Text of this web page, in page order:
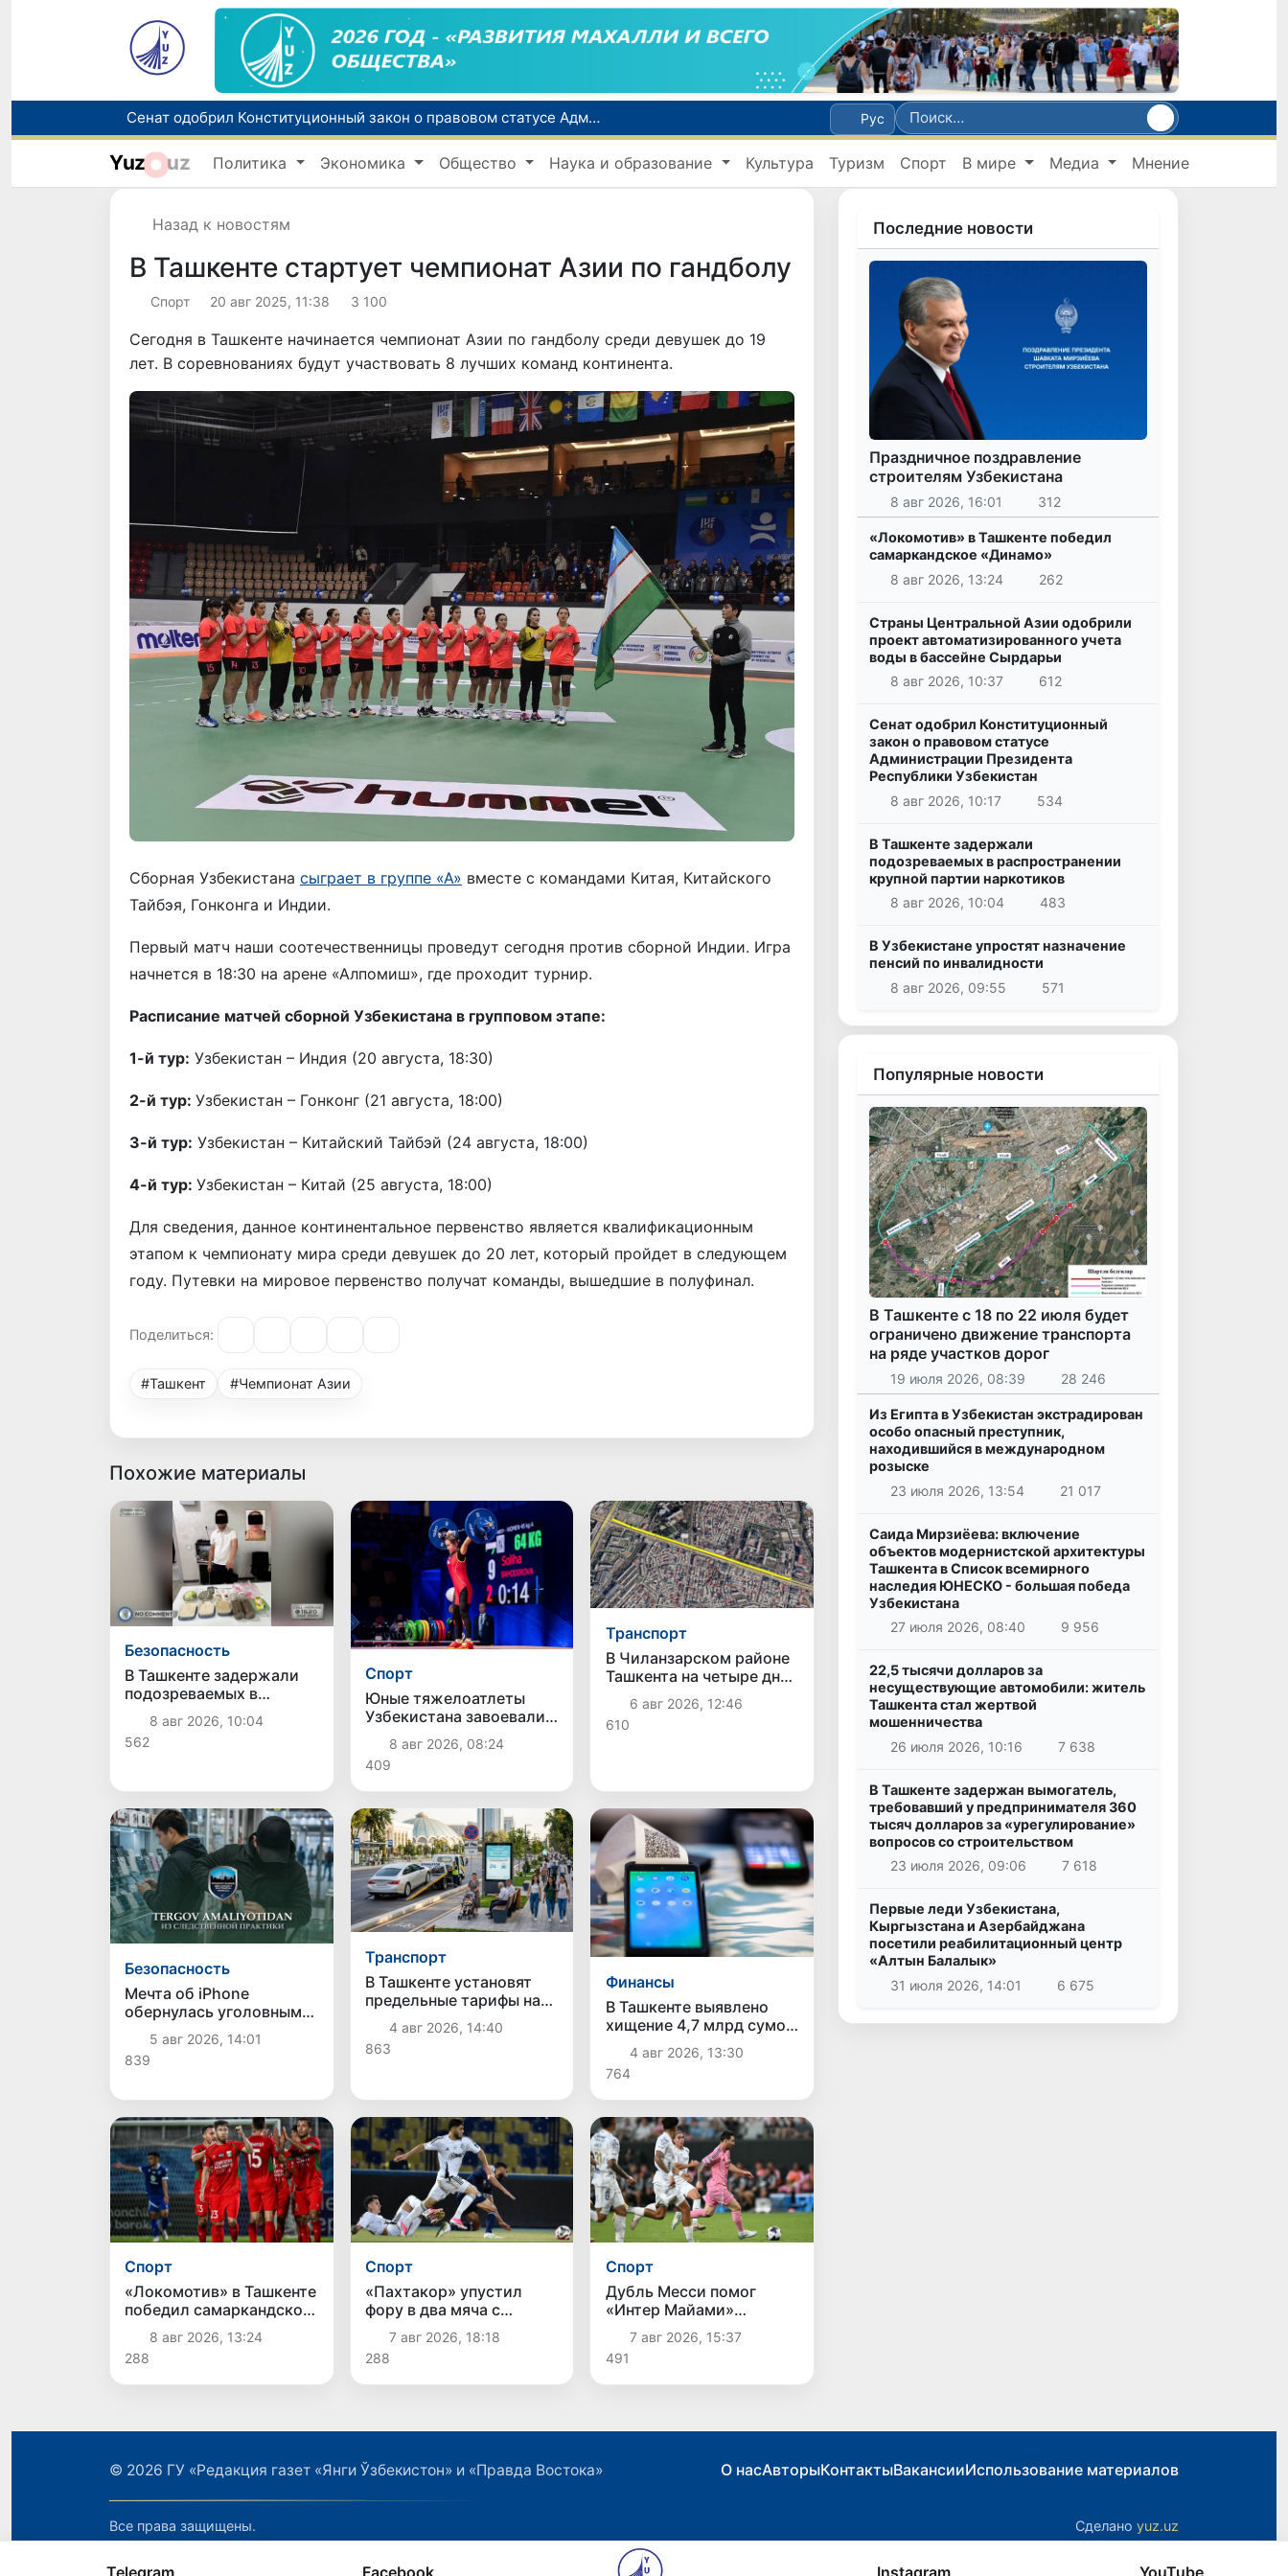
Сенат одобрил Конституционный закон о правовом статусе Администрации Президента Республики Узбекистан
В Ташкенте задержали подозреваемых в распространении крупной партии наркотиков
В Узбекистане упростят назначение пенсий по инвалидности
Рус
Yuz uz Политика Экономика Общество Наука и образование Культура Туризм Спорт В мире Медиа Мнение
Назад к новостям
В Ташкенте стартует чемпионат Азии по гандболу
Спорт 20 авг 2025, 11:38 3 100
Сегодня в Ташкенте начинается чемпионат Азии по гандболу среди девушек до 19
лет. В соревнованиях будут участвовать 8 лучших команд континента.
Сборная Узбекистана сыграет в группе «А» вместе с командами Китая, Китайского
Тайбэя, Гонконга и Индии.
Первый матч наши соотечественницы проведут сегодня против сборной Индии. Игра
начнется в 18:30 на арене «Алпомиш», где проходит турнир.
Расписание матчей сборной Узбекистана в групповом этапе:
1-й тур: Узбекистан – Индия (20 августа, 18:30)
2-й тур: Узбекистан – Гонконг (21 августа, 18:00)
3-й тур: Узбекистан – Китайский Тайбэй (24 августа, 18:00)
4-й тур: Узбекистан – Китай (25 августа, 18:00)
Для сведения, данное континентальное первенство является квалификационным
этапом к чемпионату мира среди девушек до 20 лет, который пройдет в следующем
году. Путевки на мировое первенство получат команды, вышедшие в полуфинал.
Поделиться:
#Ташкент #Чемпионат Азии
Похожие материалы
Безопасность
В Ташкенте задержали
подозреваемых в
распространении
крупной партии
наркотиков
8 авг 2026, 10:04
562
Спорт
Юные тяжелоатлеты
Узбекистана завоевали
первую медаль на
чемпионате Азии
8 авг 2026, 08:24
409
Транспорт
В Чиланзарском районе
Ташкента на четыре дня
ограничат движение на
участке Малой
кольцевой дороги
6 авг 2026, 12:46
610
Безопасность
Мечта об iPhone
обернулась уголовным
делом: в Ташкенте
задержали
подозреваемого в краже
5 авг 2026, 14:01
839
Транспорт
В Ташкенте установят
предельные тарифы на
эвакуацию автомобилей
и их хранение на
штрафстоянках
4 авг 2026, 14:40
863
Финансы
В Ташкенте выявлено
хищение 4,7 млрд сумов
бюджетных средств
через схему с
поддельными чеками и
«кешбэком»
4 авг 2026, 13:30
764
Спорт
«Локомотив» в Ташкенте
победил самаркандское
«Динамо»
8 авг 2026, 13:24
288
Спорт
«Пахтакор» упустил
фору в два мяча с
«Бухарой» в дебюте
Аймана Хусейна
7 авг 2026, 18:18
288
Спорт
Дубль Месси помог
«Интер Майами»
выиграть у «Атлетико
Сан-Луис»
7 авг 2026, 15:37
491
Последние новости
Праздничное поздравление
строителям Узбекистана
8 авг 2026, 16:01 312
«Локомотив» в Ташкенте победил
самаркандское «Динамо»
8 авг 2026, 13:24
262
Страны Центральной Азии одобрили
проект автоматизированного учета
воды в бассейне Сырдарьи
8 авг 2026, 10:37
612
Сенат одобрил Конституционный
закон о правовом статусе
Администрации Президента
Республики Узбекистан
8 авг 2026, 10:17
534
В Ташкенте задержали
подозреваемых в распространении
крупной партии наркотиков
8 авг 2026, 10:04
483
В Узбекистане упростят назначение
пенсий по инвалидности
8 авг 2026, 09:55
571
Популярные новости
В Ташкенте с 18 по 22 июля будет
ограничено движение транспорта
на ряде участков дорог
19 июля 2026, 08:39 28 246
Из Египта в Узбекистан экстрадирован
особо опасный преступник,
находившийся в международном
розыске
23 июля 2026, 13:54
21 017
Саида Мирзиёева: включение
объектов модернистской архитектуры
Ташкента в Список всемирного
наследия ЮНЕСКО - большая победа
Узбекистана
27 июля 2026, 08:40
9 956
22,5 тысячи долларов за
несуществующие автомобили: житель
Ташкента стал жертвой
мошенничества
26 июля 2026, 10:16
7 638
В Ташкенте задержан вымогатель,
требовавший у предпринимателя 360
тысяч долларов за «урегулирование»
вопросов со строительством
23 июля 2026, 09:06
7 618
Первые леди Узбекистана,
Кыргызстана и Азербайджана
посетили реабилитационный центр
«Алтын Балалык»
31 июля 2026, 14:01
6 675
© 2026 ГУ «Редакция газет «Янги Ўзбекистон» и «Правда Востока» О насАвторыКонтактыВакансииИспользование материалов
Все права защищены. Сделано yuz.uz
Telegram Facebook Instagram YouTube